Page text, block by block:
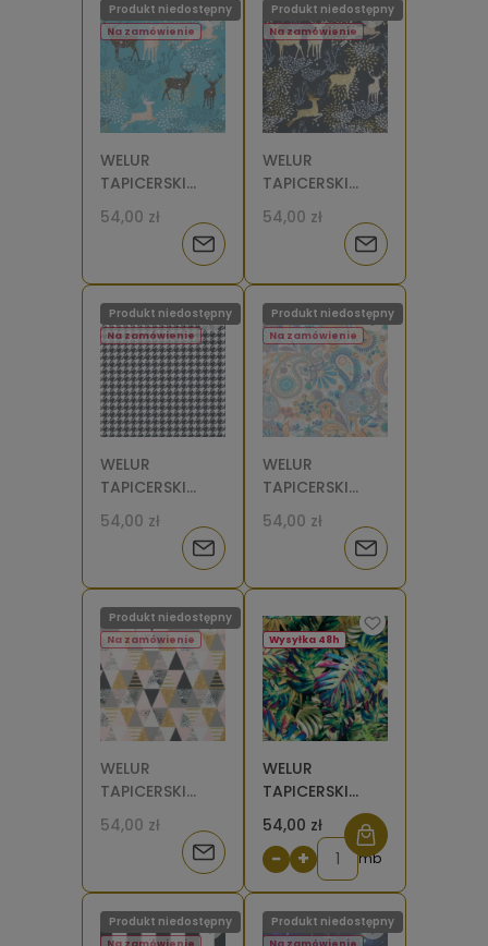
dostępności
WELUR
TAPICERSKI
Jelenie złote na
turkusie [6-8]
54,00 zł
Na zamówienie
Produkt niedostępny
Powiadom
o
dostępności
WELUR
TAPICERSKI
Jelenie złote na
czarnym [6-8]
54,00 zł
Na zamówienie
Produkt niedostępny
Powiadom
o
dostępności
WELUR
TAPICERSKI
Pepitka mała
[6-8]
54,00 zł
Na zamówienie
Produkt niedostępny
Powiadom
o
dostępności
WELUR
TAPICERSKI
Arabia -
paisley [6-8]
54,00 zł
Na zamówienie
Produkt niedostępny
Powiadom
o
dostępności
WELUR
TAPICERSKI
Trójkąty
różowo-złote
54,00 zł
Na zamówienie
Produkt niedostępny
Powiadom
o
dostępności
WELUR
TAPICERSKI
Monstera
kolorowe
54,00 zł
Wysyłka 48h
− + mb
Produkt niedostępny Produkt niedostępny